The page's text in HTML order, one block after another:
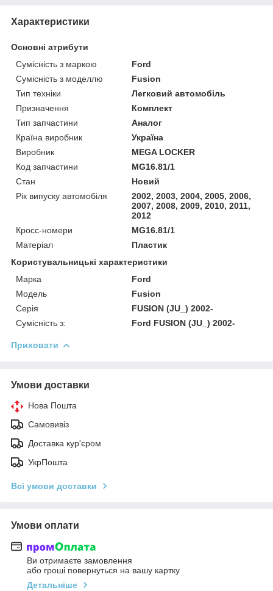
Характеристики
Основні атрибути
Сумісність з маркою
Ford
Сумісність з моделлю
Fusion
Тип техніки
Легковий автомобіль
Призначення
Комплект
Тип запчастини
Аналог
Країна виробник
Україна
Виробник
MEGA LOCKER
Код запчастини
MG16.81/1
Стан
Новий
Рік випуску автомобіля
2002, 2003, 2004, 2005, 2006,
2007, 2008, 2009, 2010, 2011,
2012
Кросс-номери
MG16.81/1
Матеріал
Пластик
Користувальницькі характеристики
Марка
Ford
Модель
Fusion
Серія
FUSION (JU_) 2002-
Сумісність з:
Ford FUSION (JU_) 2002-
Приховати
Умови доставки
Нова Пошта
Самовивіз
Доставка кур'єром
УкрПошта
Всі умови доставки
Умови оплати
Ви отримаєте замовлення
або гроші повернуться на вашу картку
Детальніше